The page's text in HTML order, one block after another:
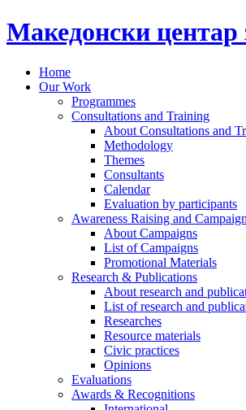
Македонски
Home
Our Work
Programmes
Consultations and Training
About Consultations and
Methodology
Themes
Consultants
Calendar
Evaluation by participants
Awareness Raising and
About Campaigns
List of Campaigns
Promotional Materials
Research & Publications
About research and
List of research and
Researches
Resource materials
Civic practices
Opinions
Evaluations
Awards & Recognitions